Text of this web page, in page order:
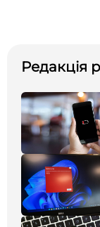
Редакція